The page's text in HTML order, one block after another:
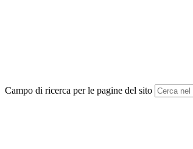
Campo di ricerca per le pagine del sito